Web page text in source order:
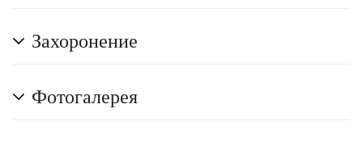
Захоронение
Фотогалерея